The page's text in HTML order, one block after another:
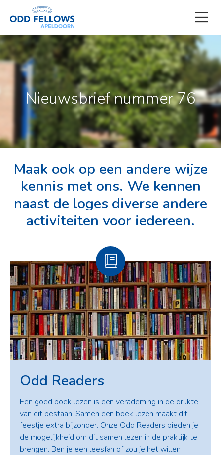
Nieuwsbrief nummer 76
Maak ook op een andere wijze
kennis met ons. We kennen
naast de loges diverse andere
activiteiten voor iedereen.
Odd Readers
Een goed boek lezen is een verademing in de drukte
van dit bestaan. Samen een boek lezen maakt dit
feestje extra bijzonder. Onze Odd Readers bieden je
de mogelijkheid om dit samen lezen in de praktijk te
brengen. Ben je een leesfan of zou je het willen